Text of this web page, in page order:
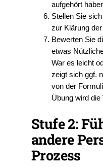
aufgehört
Stellen Sie
zur Klärung
Bewerten Sie
etwas
War es leicht
zeigt sich ggf.
von der
Übung wird die
Stufe 2:
andere
Prozess